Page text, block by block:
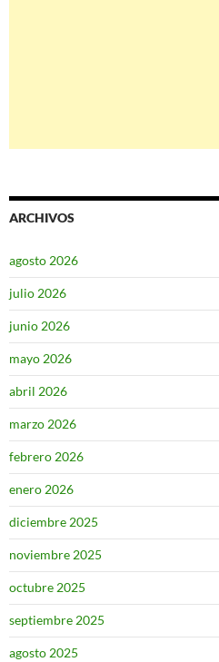
ARCHIVOS
agosto 2026
julio 2026
junio 2026
mayo 2026
abril 2026
marzo 2026
febrero 2026
enero 2026
diciembre 2025
noviembre 2025
octubre 2025
septiembre 2025
agosto 2025